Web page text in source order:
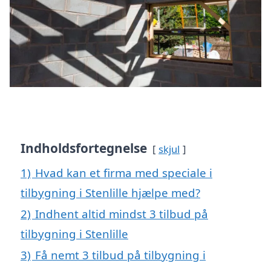
Indholdsfortegnelse skjul
1) Hvad kan et firma med speciale i
tilbygning i Stenlille hjælpe med?
2) Indhent altid mindst 3 tilbud på
tilbygning i Stenlille
3) Få nemt 3 tilbud på tilbygning i